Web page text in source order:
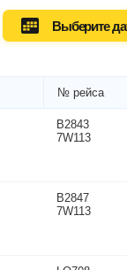
Выберите
№ рейса
B2843
7W113
B2847
7W113